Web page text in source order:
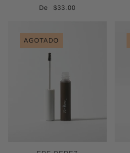
De $33.00
AGOTADO